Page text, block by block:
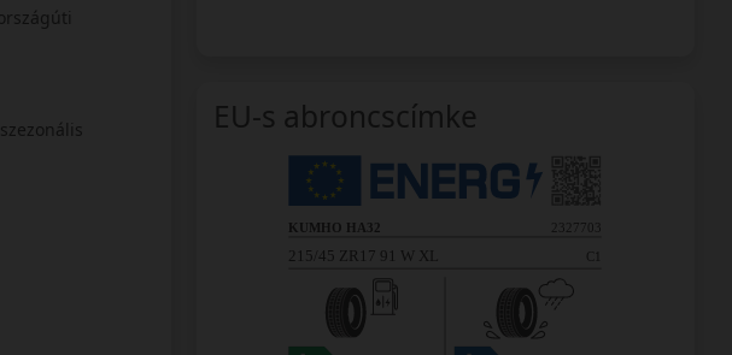
EU-s abroncscímke